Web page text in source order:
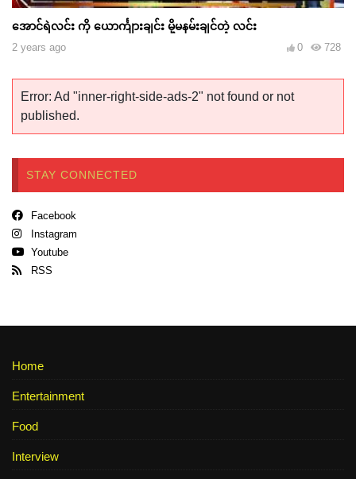
အောင်ရဲလင်း ကို ယောင်္ကျားချင်း မို့မနမ်းချင်တဲ့ လင်း
2 years ago 728
0
Error: Ad "inner-right-side-ads-2" not found or not
published.
STAY CONNECTED
Facebook
Instagram
Youtube
RSS
Home
Entertainment
Food
Interview